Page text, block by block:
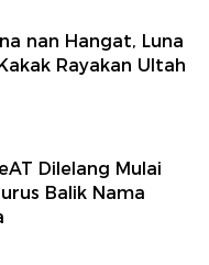
nan Hangat, Luna
Rayakan Ultah
Dilelang Mulai
Balik Nama